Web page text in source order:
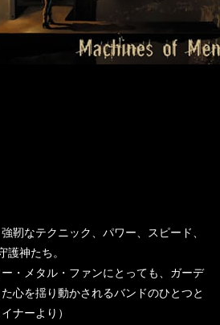
靭なテクニック、パワー、スピード、
護神たち。
・メタル・ファンにとっても、ガーデ
心を揺り動かされるバンドのひとつと
ナーより）